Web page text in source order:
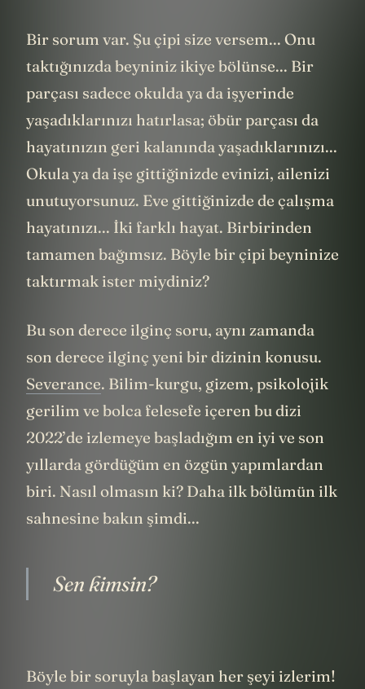
Bir sorum var. Şu çipi size versem... Onu
taktığınızda beyniniz ikiye bölünse... Bir
parçası sadece okulda ya da işyerinde
yaşadıklarınızı hatırlasa; öbür parçası da
hayatınızın geri kalanında yaşadıklarınızı...
Okula ya da işe gittiğinizde evinizi, ailenizi
unutuyorsunuz. Eve gittiğinizde de çalışma
hayatınızı... İki farklı hayat. Birbirinden
tamamen bağımsız. Böyle bir çipi beyninize
taktırmak ister miydiniz?
Bu son derece ilginç soru, aynı zamanda
son derece ilginç yeni bir dizinin konusu.
Severance. Bilim-kurgu, gizem, psikolojik
gerilim ve bolca felesefe içeren bu dizi
2022’de izlemeye başladığım en iyi ve son
yıllarda gördüğüm en özgün yapımlardan
biri. Nasıl olmasın ki? Daha ilk bölümün ilk
sahnesine bakın şimdi...
Sen kimsin?
Böyle bir soruyla başlayan her şeyi izlerim!